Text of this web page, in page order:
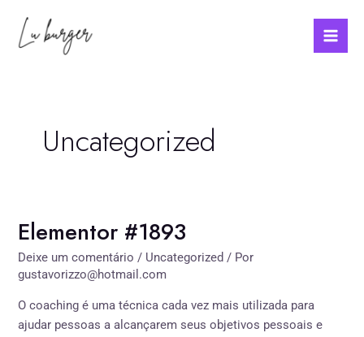
para
Uncategorized
Elementor #1893
Deixe um comentário / Uncategorized / Por
gustavorizzo@hotmail.com
O coaching é uma técnica cada vez mais utilizada para
ajudar pessoas a alcançarem seus objetivos pessoais e
Elementor